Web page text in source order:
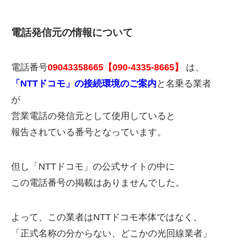
電話発信元の情報について
電話番号09043358665【090-4335-8665】
は、
「NTTドコモ」の接続環境のご案内 と名乗る業者
が
営業電話の発信元として使用していると
報告されている番号となっています。
但し「NTTドコモ」の公式サイトの中に
この電話番号の掲載はありませんでした。
よって、この業者はNTTドコモ本体ではなく、
「正式名称の分からない、どこかの光回線業者」